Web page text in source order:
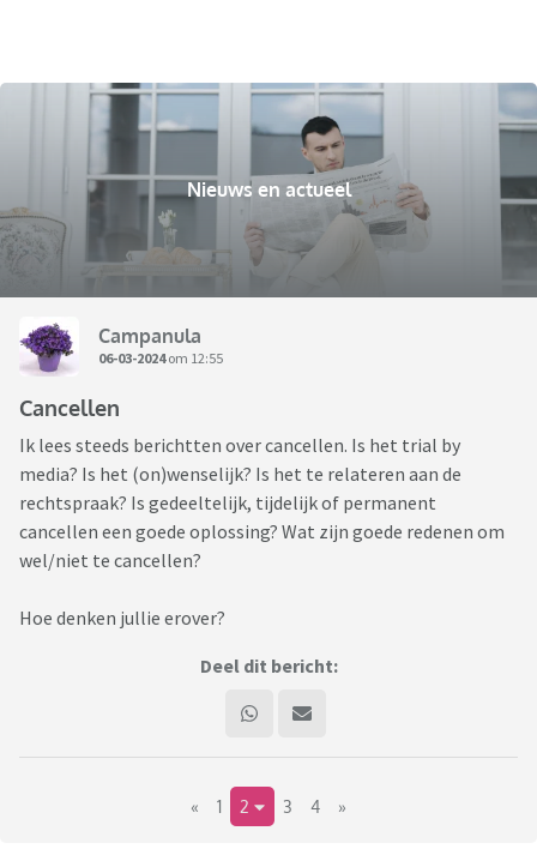
Nieuws en actueel
Campanula
06-03-2024om 12:55
Cancellen
Ik lees steeds berichtten over cancellen. Is het trial by
media? Is het (on)wenselijk? Is het te relateren aan de
rechtspraak? Is gedeeltelijk, tijdelijk of permanent
cancellen een goede oplossing? Wat zijn goede redenen om
wel/niet te cancellen?
Hoe denken jullie erover?
Deel dit bericht:
« 1 2 3 4 »